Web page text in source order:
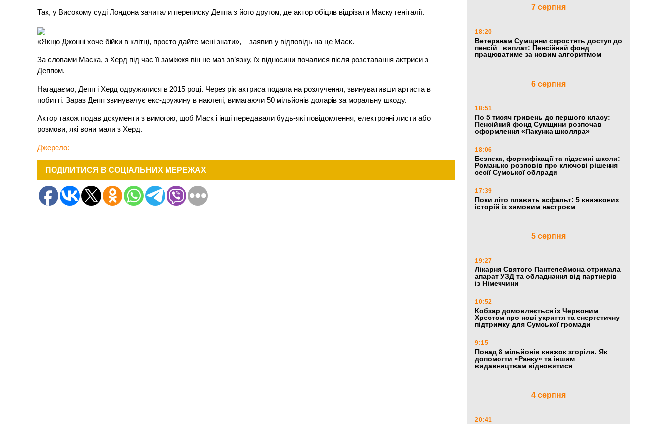
Так, у Високому суді Лондона зачитали переписку Деппа з його другом, де актор обіцяв відрізати Маску геніталії.
«Якщо Джонні хоче бійки в клітці, просто дайте мені знати», – заявив у відповідь на це Маск.
За словами Маска, з Херд під час її заміжжя він не мав зв’язку, їх відносини почалися після розставання актриси з
Деппом.
Нагадаємо, Депп і Херд одружилися в 2015 році. Через рік актриса подала на розлучення, звинувативши артиста в
побитті. Зараз Депп звинувачує екс-дружину в наклепі, вимагаючи 50 мільйонів доларів за моральну шкоду.
Актор також подав документи з вимогою, щоб Маск і інші передавали будь-які повідомлення, електронні листи або
розмови, які вони мали з Херд.
Джерело:
ПОДІЛИТИСЯ В СОЦІАЛЬНИХ МЕРЕЖАХ
7 серпня
18:20
Ветеранам Сумщини спростять доступ до
пенсій і виплат: Пенсійний фонд
працюватиме за новим алгоритмом
6 серпня
18:51
По 5 тисяч гривень до першого класу:
Пенсійний фонд Сумщини розпочав
оформлення «Пакунка школяра»
18:06
Безпека, фортифікації та підземні школи:
Романько розповів про ключові рішення
сесії Сумської облради
17:39
Поки літо плавить асфальт: 5 книжкових
історій із зимовим настроєм
5 серпня
19:27
Лікарня Святого Пантелеймона отримала
апарат УЗД та обладнання від партнерів
із Німеччини
10:52
Кобзар домовляється із Червоним
Хрестом про нові укриття та енергетичну
підтримку для Сумської громади
9:15
Понад 8 мільйонів книжок згоріли. Як
допомогти «Ранку» та іншим
видавництвам відновитися
4 серпня
20:41